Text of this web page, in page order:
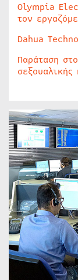
Olympia
τον
Dahua
Παράταση